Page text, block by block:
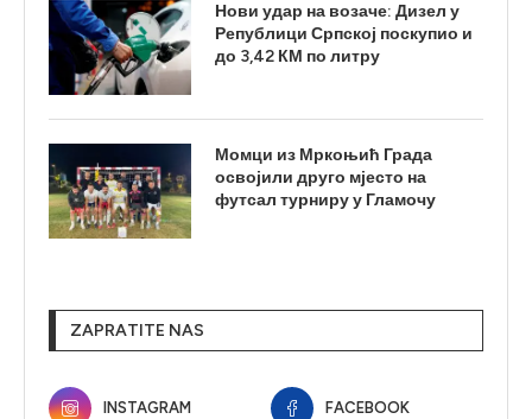
Нови удар на возаче: Дизел у
Републици Српској поскупио и
до 3,42 КМ по литру
Момци из Мркоњић Града
освојили друго мјесто на
футсал турниру у Гламочу
ZAPRATITE NAS
INSTAGRAM FACEBOOK